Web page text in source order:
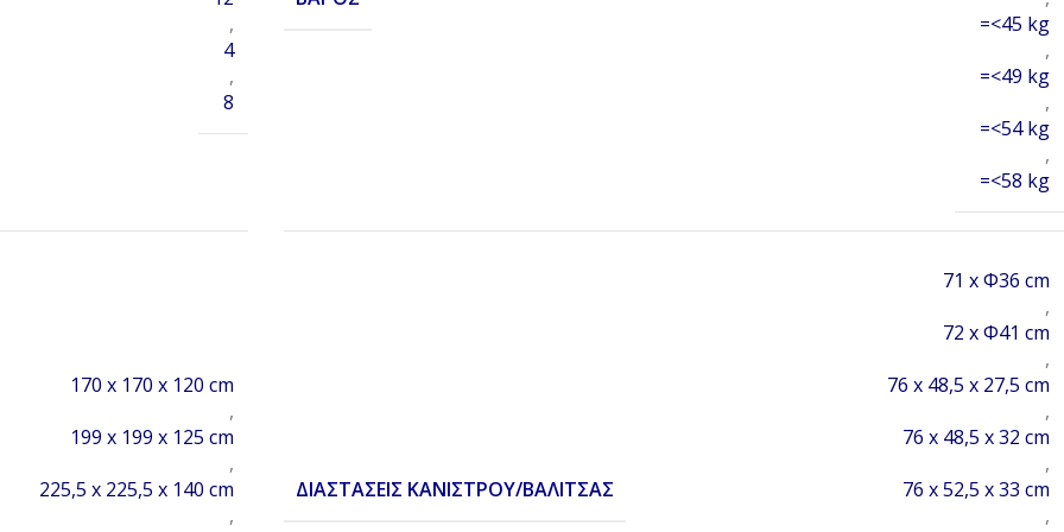
,
4
,
8
=<45 kg
,
=<49 kg
,
=<54 kg
,
=<58 kg
170 x 170 x 120 cm
,
199 x 199 x 125 cm
,
225,5 x 225,5 x 140 cm
,
ΔΙΑΣΤΆΣΕΙΣ ΚΆΝΙΣΤΡΟΥ/ΒΑΛΊΤΣΑΣ
71 x Φ36 cm
,
72 x Φ41 cm
,
76 x 48,5 x 27,5 cm
,
76 x 48,5 x 32 cm
,
76 x 52,5 x 33 cm
,